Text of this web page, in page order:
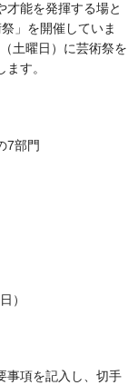
才能を発揮する場と
」を開催していま
土曜日）に芸術祭を
す。
7部門
）
事項を記入し、切手